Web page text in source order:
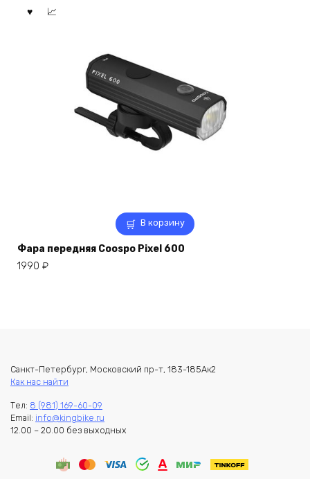
В корзину
Фара передняя Coospo Pixel 600
1990 ₽
Санкт-Петербург, Московский пр-т, 183-185Ак2
Как нас найти
Тел: 8 (981) 169-60-09
Email: info@kingbike.ru
12.00 – 20.00 без выходных